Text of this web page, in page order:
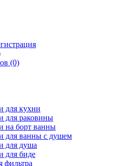
(0)
для кухни
для раковины
на борт ванны
для ванны с душем
для душа
для биде
фильтра